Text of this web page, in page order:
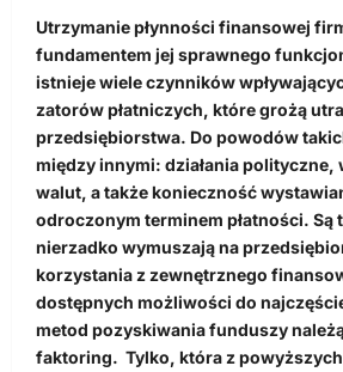
Utrzymanie płynności finansowej
fundamentem jej sprawnego
istnieje wiele czynników
zatorów płatniczych, które grożą
przedsiębiorstwa. Do powodów
między innymi: działania polityczne,
walut, a także konieczność
odroczonym terminem płatności. Są
nierzadko wymuszają na
korzystania z zewnętrznego
dostępnych możliwości do
metod pozyskiwania funduszy
faktoring. Tylko, która z